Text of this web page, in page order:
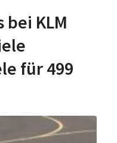
bei KLM
für 499